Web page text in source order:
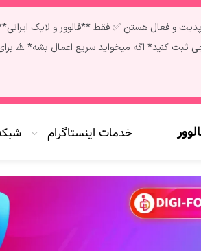
میخواید سریع اعمال بشه* ⚠️ برای خرید خدمات و دریافت مشاوره: تلگرام |
خدمات اینستاگرام